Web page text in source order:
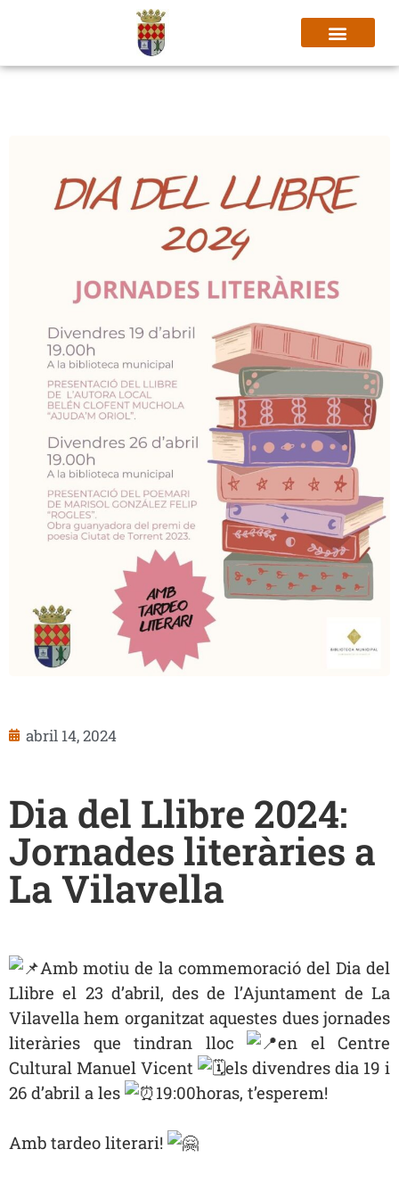
abril 14, 2024
Dia del Llibre 2024:
Jornades literàries a
La Vilavella
Amb motiu de la commemoració del Dia del
Llibre el 23 d’abril, des de l’Ajuntament de La
Vilavella hem organitzat aquestes dues jornades
literàries que tindran lloc
en el Centre
Cultural Manuel Vicent
els divendres dia 19 i
26 d’abril a les
19:00horas, t’esperem!
Amb tardeo literari!